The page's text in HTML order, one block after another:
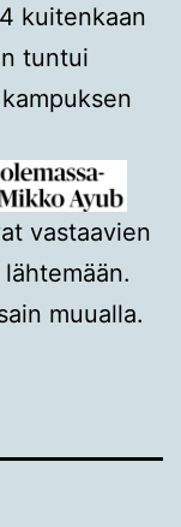
kuitenkaan
tuntui
vastaavien
muualla.